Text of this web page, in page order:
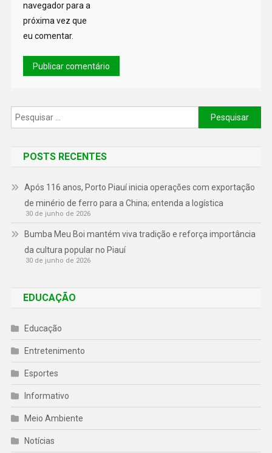
navegador para a
próxima vez que
eu comentar.
POSTS RECENTES
Após 116 anos, Porto Piauí inicia operações com exportação
de minério de ferro para a China; entenda a logística
30 de junho de 2026
Bumba Meu Boi mantém viva tradição e reforça importância
da cultura popular no Piauí
30 de junho de 2026
EDUCAÇÃO
Educação
Entretenimento
Esportes
Informativo
Meio Ambiente
Notícias